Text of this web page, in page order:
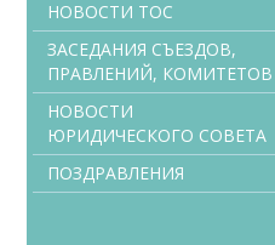
НОВОСТИ ТОС
ЗАСЕДАНИЯ СЪЕЗДОВ,
ПРАВЛЕНИЙ, КОМИТЕТОВ
НОВОСТИ
ЮРИДИЧЕСКОГО СОВЕТА
ПОЗДРАВЛЕНИЯ